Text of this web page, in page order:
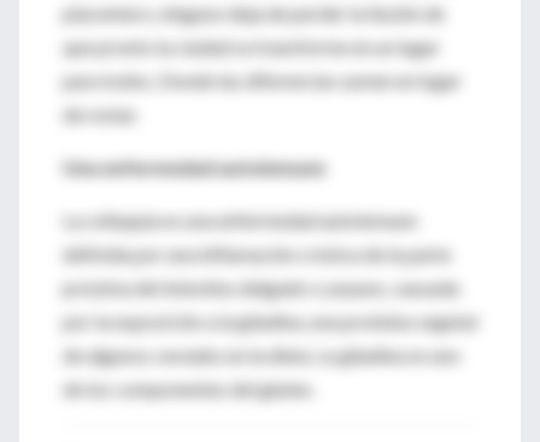
placentero, ninguno deja de perder la ilusión de
que pronto la ciudad se transforme en un lugar
para todos. Donde las diferencias sumen en lugar
de restar.
Una enfermedad autoinmune
La celiaquía es una enfermedad autoinmune
definida por una inflamación crónica de la parte
próxima del intestino delgado o yeyuno, causada
por la exposición a la gliadina, una proteína vegetal
de algunos cereales en la dieta. La gliadina es uno
de los componentes del gluten.